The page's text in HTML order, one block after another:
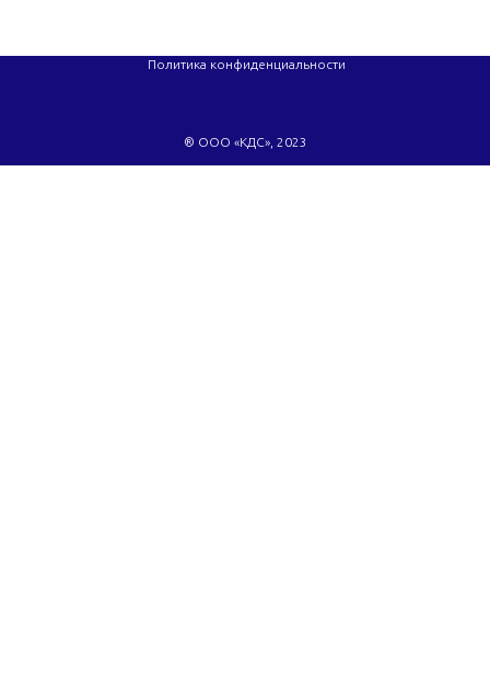
® ООО «КДС», 2023
Политика конфиденциальности